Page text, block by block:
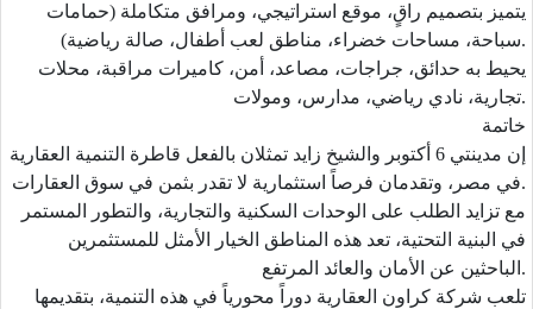
يتميز بتصميم راقٍ، موقع استراتيجي، ومرافق متكاملة (حمامات
سباحة، مساحات خضراء، مناطق لعب أطفال، صالة رياضية).
يحيط به حدائق، جراجات، مصاعد، أمن، كاميرات مراقبة، محلات
تجارية، نادي رياضي، مدارس، ومولات.
خاتمة
إن مدينتي 6 أكتوبر والشيخ زايد تمثلان بالفعل قاطرة التنمية العقارية
في مصر، وتقدمان فرصاً استثمارية لا تقدر بثمن في سوق العقارات.
مع تزايد الطلب على الوحدات السكنية والتجارية، والتطور المستمر
في البنية التحتية، تعد هذه المناطق الخيار الأمثل للمستثمرين
الباحثين عن الأمان والعائد المرتفع.
تلعب شركة كراون العقارية دوراً محورياً في هذه التنمية، بتقديمها